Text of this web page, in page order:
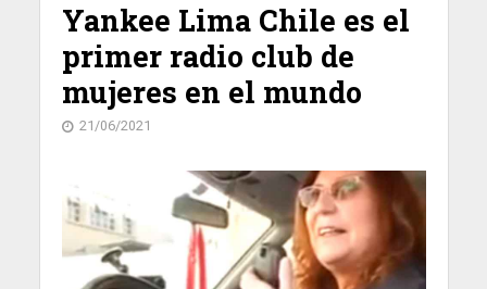
Yankee Lima Chile es el
primer radio club de
mujeres en el mundo
21/06/2021